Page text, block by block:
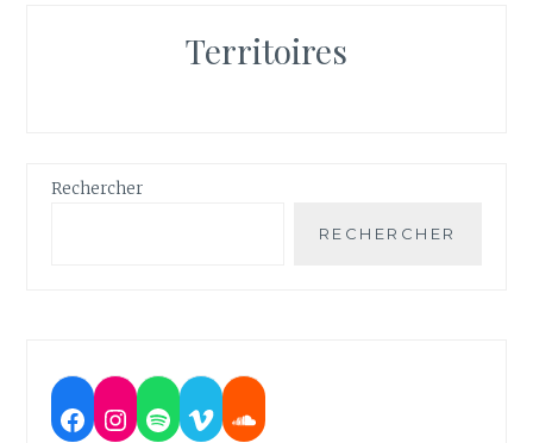
Territoires
Rechercher
RECHERCHER
Facebook
Instagram
Spotify
VimeoSoundcloud